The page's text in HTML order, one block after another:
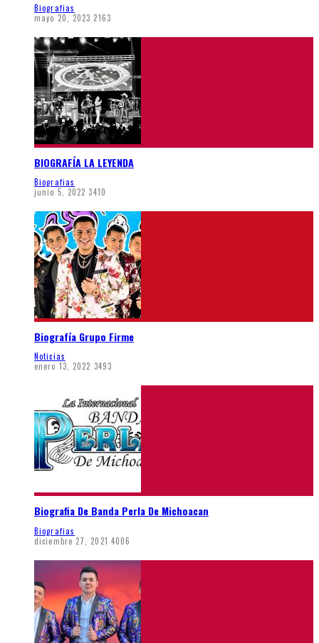
Biografias
mayo 20, 2023 2163
BIOGRAFÍA LA LEYENDA
Biografias
junio 5, 2022 3410
Biografía Grupo Firme
Noticias
enero 13, 2022 3493
Biografia De Banda Perla De Michoacan
Biografias
diciembre 27, 2021 4006